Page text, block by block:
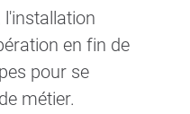
en fin de
pour se
métier.